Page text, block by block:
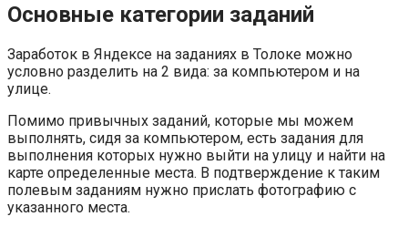
Основные категории заданий
Заработок в Яндексе на заданиях в Толоке можно
условно разделить на 2 вида: за компьютером и на
улице.
Помимо привычных заданий, которые мы можем
выполнять, сидя за компьютером, есть задания для
выполнения которых нужно выйти на улицу и найти на
карте определенные места. В подтверждение к таким
полевым заданиям нужно прислать фотографию с
указанного места.